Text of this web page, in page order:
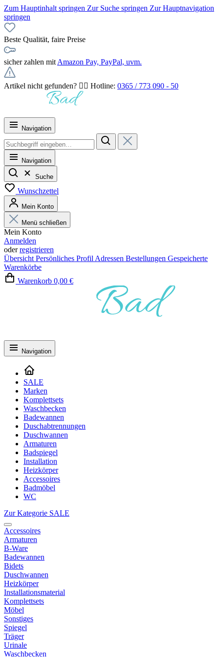
Zum Hauptinhalt springen Zur Suche springen Zur Hauptnavigation
springen
Beste Qualität, faire Preise
sicher zahlen mit Amazon Pay, PayPal, uvm.
Artikel nicht gefunden? 👉🏻 Hotline: 0365 / 773 090 - 50
Navigation
Navigation
Suche
Wunschzettel
Mein Konto
Menü schließen
Mein Konto
Anmelden
oderregistrieren
Übersicht Persönliches Profil Adressen Bestellungen Gespeicherte
Warenkörbe
Warenkorb 0,00 €
Navigation
SALE
Marken
Komplettsets
Waschbecken
Badewannen
Duschabtrennungen
Duschwannen
Armaturen
Badspiegel
Installation
Heizkörper
Accessoires
Badmöbel
WC
Zur Kategorie SALE
Accessoires
Armaturen
B-Ware
Badewannen
Bidets
Duschwannen
Heizkörper
Installationsmaterial
Komplettsets
Möbel
Sonstiges
Spiegel
Träger
Urinale
Waschbecken